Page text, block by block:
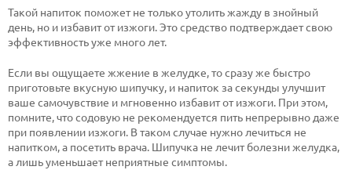
Такой напиток поможет не только утолить жажду в знойный
день, но и избавит от изжоги. Это средство подтверждает свою
эффективность уже много лет.
Если вы ощущаете жжение в желудке, то сразу же быстро
приготовьте вкусную шипучку, и напиток за секунды улучшит
ваше самочувствие и мгновенно избавит от изжоги. При этом,
помните, что содовую не рекомендуется пить непрерывно даже
при появлении изжоги. В таком случае нужно лечиться не
напитком, а посетить врача. Шипучка не лечит болезни желудка,
а лишь уменьшает неприятные симптомы.